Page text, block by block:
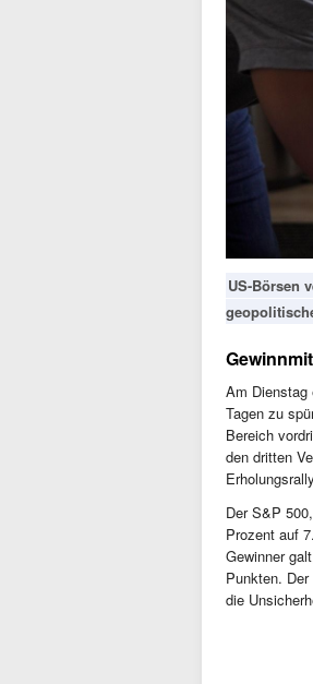
US-Börsen
Am Dienstag
Tagen zu
Bereich
den dritten
Der S&P
Prozent auf
Gewinner
Punkten.
die